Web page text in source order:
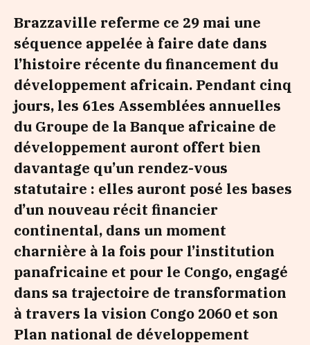
Brazzaville referme ce 29 mai une
séquence appelée à faire date dans
l’histoire récente du financement du
développement africain. Pendant cinq
jours, les 61es Assemblées annuelles
du Groupe de la Banque africaine de
développement auront offert bien
davantage qu’un rendez-vous
statutaire : elles auront posé les bases
d’un nouveau récit financier
continental, dans un moment
charnière à la fois pour l’institution
panafricaine et pour le Congo, engagé
dans sa trajectoire de transformation
à travers la vision Congo 2060 et son
Plan national de développement